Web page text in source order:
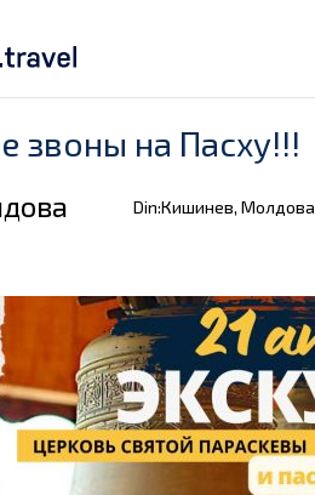
звоны на Пасху!!!
Din:Кишинев, Молдова